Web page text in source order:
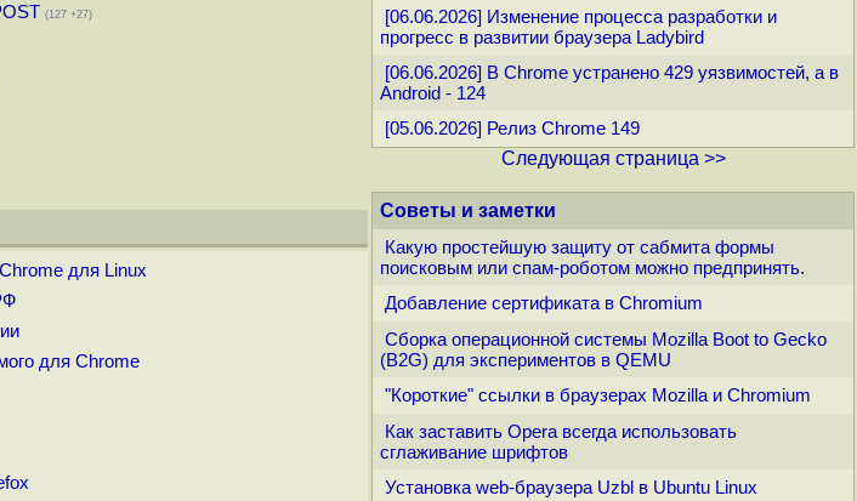
(127 +27)
для Linux
для Chrome
[06.06.2026] Изменение процесса разработки и
прогресс в развитии браузера Ladybird
[06.06.2026] В Chrome устранено 429 уязвимостей, а в
Android - 124
[05.06.2026] Релиз Chrome 149
Следующая страница >>
Советы и заметки
Какую простейшую защиту от сабмита формы
поисковым или спам-роботом можно предпринять.
Добавление сертификата в Chromium
Сборка операционной системы Mozilla Boot to Gecko
(B2G) для экспериментов в QEMU
"Короткие" ссылки в браузерах Mozilla и Chromium
Как заставить Opera всегда использовать
сглаживание шрифтов
Установка web-браузера Uzbl в Ubuntu Linux